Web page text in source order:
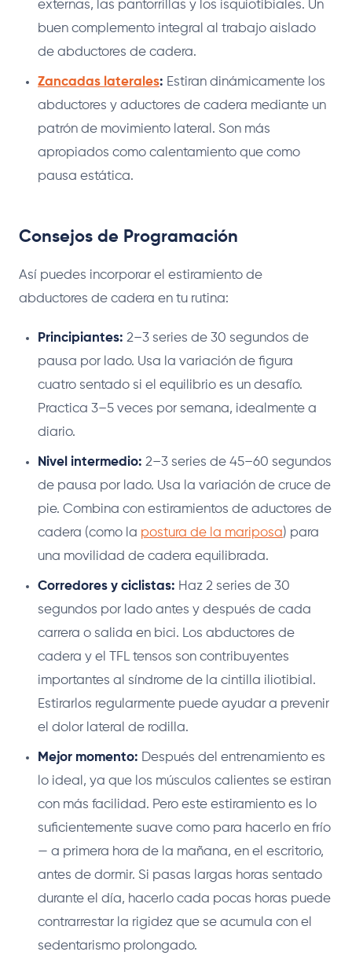
externas, las pantorrillas y los isquiotibiales. Un
buen complemento integral al trabajo aislado
de abductores de cadera.
Zancadas laterales: Estiran dinámicamente los
abductores y aductores de cadera mediante un
patrón de movimiento lateral. Son más
apropiados como calentamiento que como
pausa estática.
Consejos de Programación
Así puedes incorporar el estiramiento de
abductores de cadera en tu rutina:
Principiantes: 2–3 series de 30 segundos de
pausa por lado. Usa la variación de figura
cuatro sentado si el equilibrio es un desafío.
Practica 3–5 veces por semana, idealmente a
diario.
Nivel intermedio: 2–3 series de 45–60 segundos
de pausa por lado. Usa la variación de cruce de
pie. Combina con estiramientos de aductores de
cadera (como la postura de la mariposa) para
una movilidad de cadera equilibrada.
Corredores y ciclistas: Haz 2 series de 30
segundos por lado antes y después de cada
carrera o salida en bici. Los abductores de
cadera y el TFL tensos son contribuyentes
importantes al síndrome de la cintilla iliotibial.
Estirarlos regularmente puede ayudar a prevenir
el dolor lateral de rodilla.
Mejor momento: Después del entrenamiento es
lo ideal, ya que los músculos calientes se estiran
con más facilidad. Pero este estiramiento es lo
suficientemente suave como para hacerlo en frío
— a primera hora de la mañana, en el escritorio,
antes de dormir. Si pasas largas horas sentado
durante el día, hacerlo cada pocas horas puede
contrarrestar la rigidez que se acumula con el
sedentarismo prolongado.